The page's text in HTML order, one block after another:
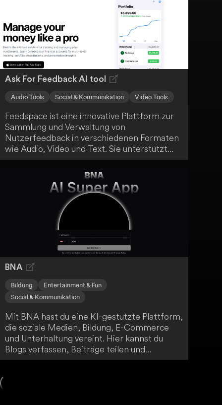
dieser Grundlage passende und einzigartige
Namensideen. Lass dich von dieser
spielerischen Hilfe inspirieren und finde den
perfekten Namen für deinen neuen
Begleiter.
Ask For Feedback AI tool
Audio Tools Social & Kommunikation Video Tools
Feedspace ist eine innovative Plattform zur
Sammlung und Verwaltung von
Nutzerfeedback in verschiedenen Formaten
wie Audio, Video und Text. Sie unterstützt
Unternehmen dabei, Vertrauen aufzubauen
und ihre markenorientierte Ausrichtung zu
stärken, indem sie qualitativ hochwertiges
Feedback nahtlos erfasst. Mit Funktionen wie
der Erstellung von Formularen, der
Organisation von Rückmeldungen und der
Integration von sozialen Feeds bietet
Feedspace eine umfassende Lösung für dich
als E-Commerce-Unternehmer oder
Selbstständiger.
BNA
Bildung
Entertainment & Fun
Social & Kommunikation
Mit BNA hast du eine KI-gestützte Plattform,
die soziale Medien, Bildung, E-Commerce
und Unterhaltung vereint. Hier kannst du
Blogs verfassen, Beiträge teilen und
Freundschaften knüpfen. Darüber hinaus